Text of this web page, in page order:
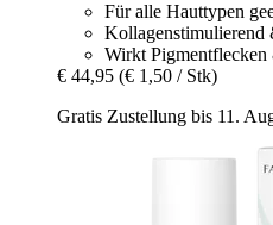
Für alle Hauttypen
Kollagenstimulierend
Wirkt Pigmentflecken
€ 44,95 (€ 1,50 / Stk)
Gratis Zustellung bis 11.